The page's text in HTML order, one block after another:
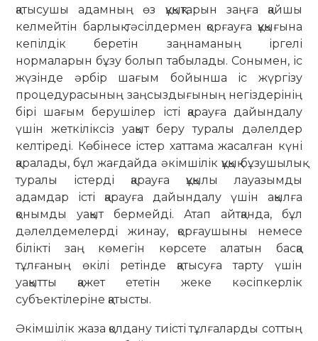
қатысушы адамның өз құқықтарын заңға қайшы
келмейтін барлық тәсілдермен қорғауға құқығына
кепілдік беретін заңнаманың іргелі
нормаларын бұзу болып табылады. Сонымен, іс
жүзінде әрбір шағым бойынша іс жүргізу
процедурасының заңсыздығының негіздерінің
бірі шағым берушілер істі қарауға дайындалу
үшін жеткіліксіз уақыт беру туралы дәлелдер
келтіреді. Көбінесе істер хаттама жасалған күні
қаралады, бұл жағдайда әкімшілік құқық бұзушылық
туралы істерді қарауға құқылы лауазымды
адамдар істі қарауға дайындалу үшін ақылға
қонымды уақыт бермейді. Атап айтқанда, бұл
дәлелдемелерді жинау, қорғаушыны немесе
білікті заң көмегін көрсете алатын басқа
тұлғаның өкілі ретінде қатысуға тарту үшін
уақытты қажет ететін жеке кәсіпкерлік
субъектілеріне қатысты.
Әкімшілік жаза қолдану тиісті тұлғаларды соттың